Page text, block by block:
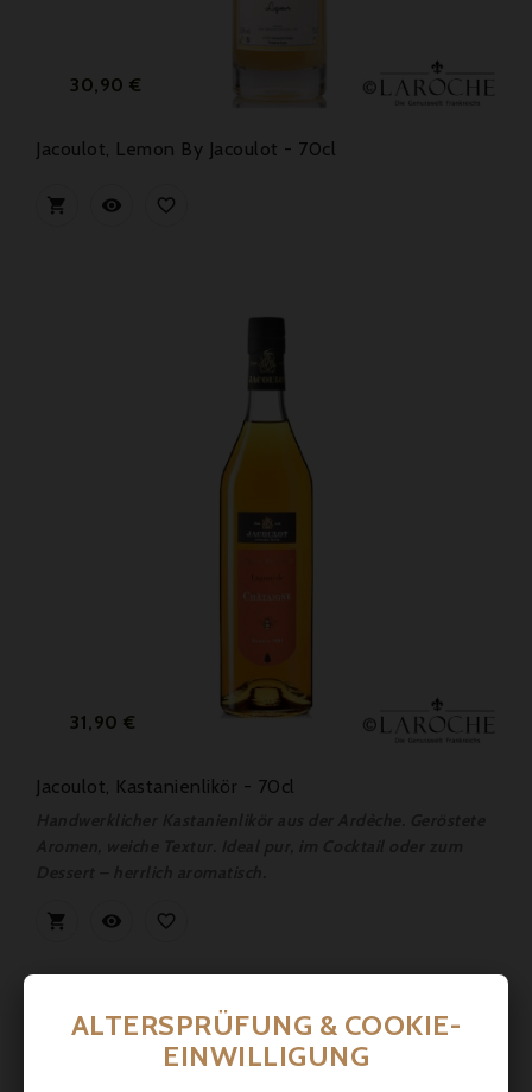
Preis
30,90 €
Jacoulot, Lemon By Jacoulot - 70cl
  
Preis
31,90 €
Jacoulot, Kastanienlikör - 70cl
  
ALTERSPRÜFUNG & COOKIE-
EINWILLIGUNG